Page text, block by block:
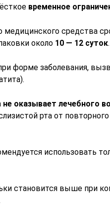
временное
средства
около 10 — 12 суток.
форме заболевания,
не оказывает лечебного
рта от повторного
использовать
становится выше при